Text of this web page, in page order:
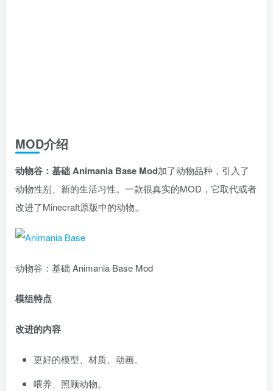
MOD介绍
动物谷：基础 Animania Base Mod加了动物品种，引入了
动物性别、新的生活习性。一款很真实的MOD，它取代或者
改进了Minecraft原版中的动物。
动物谷：基础 Animania Base Mod
模组特点
改进的内容
更好的模型、材质、动画。
喂养、照顾动物。